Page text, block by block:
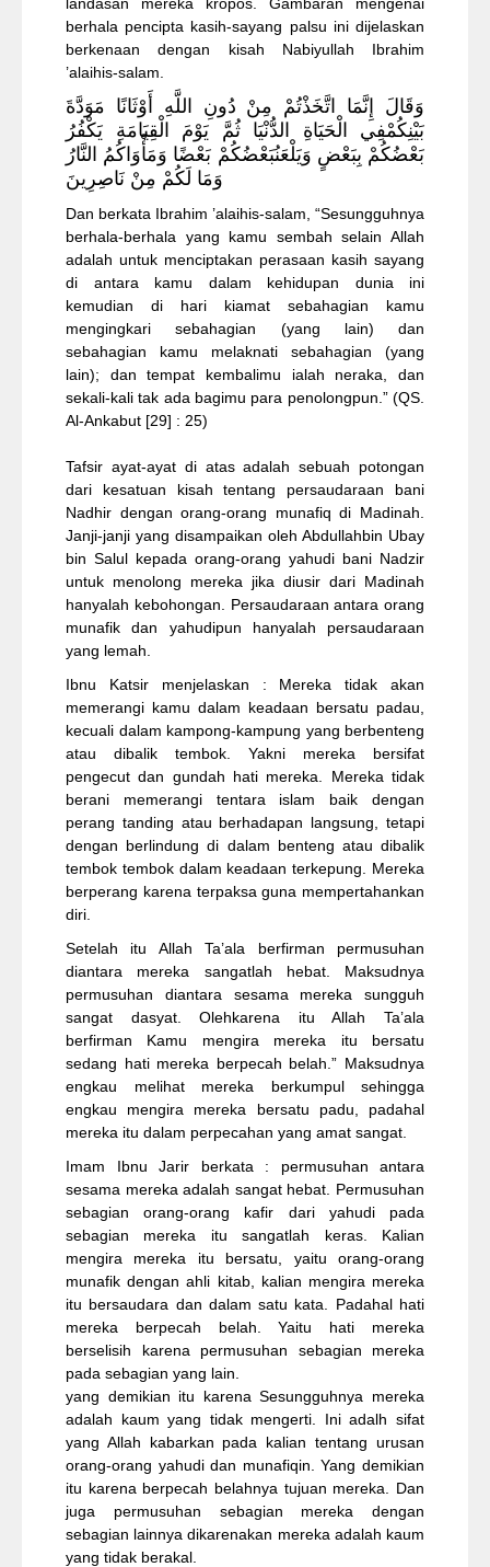
berhala pencipta kasih-sayang palsu ini dijelaskan
berkenaan dengan kisah Nabiyullah Ibrahim
’alaihis-salam.
وَقَالَ إِنَّمَا اتَّخَذْتُمْ مِنْ دُونِ اللَّهِ أَوْثَانًا مَوَدَّةَ
بَيْنِكُمْفِي الْحَيَاةِ الدُّنْيَا ثُمَّ يَوْمَ الْقِيَامَةِ يَكْفُرُ
بَعْضُكُمْ بِبَعْضٍ وَيَلْعَنُبَعْضُكُمْ بَعْضًا وَمَأْوَاكُمُ النَّارُ
وَمَا لَكُمْ مِنْ نَاصِرِينَ
Dan berkata Ibrahim ’alaihis-salam, “Sesungguhnya
berhala-berhala yang kamu sembah selain Allah
adalah untuk menciptakan perasaan kasih sayang
di antara kamu dalam kehidupan dunia ini
kemudian di hari kiamat sebahagian kamu
mengingkari sebahagian (yang lain) dan
sebahagian kamu melaknati sebahagian (yang
lain); dan tempat kembalimu ialah neraka, dan
sekali-kali tak ada bagimu para penolongpun.” (QS.
Al-Ankabut [29] : 25)
Tafsir ayat-ayat di atas adalah sebuah potongan
dari kesatuan kisah tentang persaudaraan bani
Nadhir dengan orang-orang munafiq di Madinah.
Janji-janji yang disampaikan oleh Abdullahbin Ubay
bin Salul kepada orang-orang yahudi bani Nadzir
untuk menolong mereka jika diusir dari Madinah
hanyalah kebohongan. Persaudaraan antara orang
munafik dan yahudipun hanyalah persaudaraan
yang lemah.
Ibnu Katsir menjelaskan : Mereka tidak akan
memerangi kamu dalam keadaan bersatu padau,
kecuali dalam kampong-kampung yang berbenteng
atau dibalik tembok. Yakni mereka bersifat
pengecut dan gundah hati mereka. Mereka tidak
berani memerangi tentara islam baik dengan
perang tanding atau berhadapan langsung, tetapi
dengan berlindung di dalam benteng atau dibalik
tembok tembok dalam keadaan terkepung. Mereka
berperang karena terpaksa guna mempertahankan
diri.
Setelah itu Allah Ta’ala berfirman permusuhan
diantara mereka sangatlah hebat. Maksudnya
permusuhan diantara sesama mereka sungguh
sangat dasyat. Olehkarena itu Allah Ta’ala
berfirman Kamu mengira mereka itu bersatu
sedang hati mereka berpecah belah.” Maksudnya
engkau melihat mereka berkumpul sehingga
engkau mengira mereka bersatu padu, padahal
mereka itu dalam perpecahan yang amat sangat.
Imam Ibnu Jarir berkata : permusuhan antara
sesama mereka adalah sangat hebat. Permusuhan
sebagian orang-orang kafir dari yahudi pada
sebagian mereka itu sangatlah keras. Kalian
mengira mereka itu bersatu, yaitu orang-orang
munafik dengan ahli kitab, kalian mengira mereka
itu bersaudara dan dalam satu kata. Padahal hati
mereka berpecah belah. Yaitu hati mereka
berselisih karena permusuhan sebagian mereka
pada sebagian yang lain.
yang demikian itu karena Sesungguhnya mereka
adalah kaum yang tidak mengerti. Ini adalh sifat
yang Allah kabarkan pada kalian tentang urusan
orang-orang yahudi dan munafiqin. Yang demikian
itu karena berpecah belahnya tujuan mereka. Dan
juga permusuhan sebagian mereka dengan
sebagian lainnya dikarenakan mereka adalah kaum
yang tidak berakal.